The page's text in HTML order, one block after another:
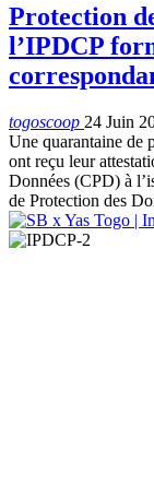
Protection
l’IPDCP
togoscoop 24 Juin
Une quarantaine de
ont reçu leur
Données (CPD) à
de Protection des